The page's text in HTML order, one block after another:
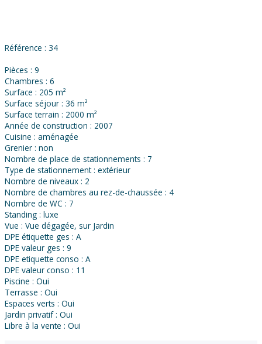
Référence : 34
Pièces : 9
Chambres : 6
Surface : 205 m²
Surface séjour : 36 m²
Surface terrain : 2000 m²
Année de construction : 2007
Cuisine : aménagée
Grenier : non
Nombre de place de stationnements : 7
Type de stationnement : extérieur
Nombre de niveaux : 2
Nombre de chambres au rez-de-chaussée : 4
Nombre de WC : 7
Standing : luxe
Vue : Vue dégagée, sur Jardin
DPE étiquette ges : A
DPE valeur ges : 9
DPE etiquette conso : A
DPE valeur conso : 11
Piscine : Oui
Terrasse : Oui
Espaces verts : Oui
Jardin privatif : Oui
Libre à la vente : Oui